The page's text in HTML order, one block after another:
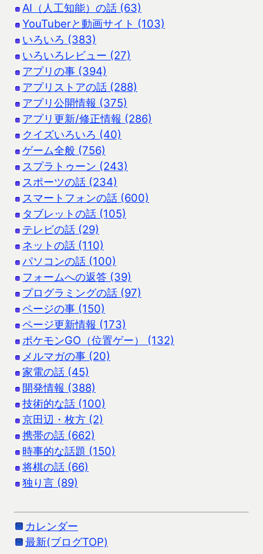
AI（人工知能）の話 (63)
YouTuberと動画サイト (103)
いろいろ (383)
いろいろレビュー (27)
アプリの事 (394)
アプリストアの話 (288)
アプリ公開情報 (375)
アプリ更新/修正情報 (286)
クイズいろいろ (40)
ゲーム全般 (756)
スプラトゥーン (243)
スポーツの話 (234)
スマートフォンの話 (600)
タブレットの話 (105)
テレビの話 (29)
ネットの話 (110)
パソコンの話 (100)
フォームへの返答 (39)
プログラミングの話 (97)
ページの事 (150)
ページ更新情報 (173)
ポケモンGO（位置ゲー） (132)
メルマガの事 (20)
家電の話 (45)
開発情報 (388)
技術的な話 (100)
京田辺・枚方 (2)
携帯の話 (662)
時事的な話題 (150)
将棋の話 (66)
独り言 (89)
カレンダー
最新(ブログTOP)